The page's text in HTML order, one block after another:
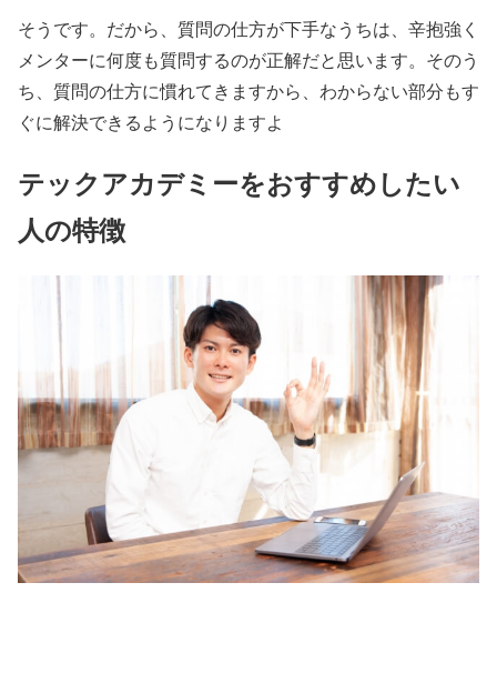
そうです。だから、質問の仕方が下手なうちは、辛抱強く
メンターに何度も質問するのが正解だと思います。そのう
ち、質問の仕方に慣れてきますから、わからない部分もす
ぐに解決できるようになりますよ
テックアカデミーをおすすめしたい
人の特徴